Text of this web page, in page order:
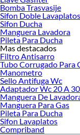
Bomba Trasvasije
Sifon Doble Lavaplatos
Sifon Ducha
Manguera Lavadora
Pileta Para Ducha
Mas destacados
Filtro Antisarro
Tubo Corrugado Para
Manometro
Sello Antifuga Wc
Adaptador Wc 20 A
Manguera De
Manguera Para Gas
Pileta Para Ducha
Sifon Lavaplatos
Compriband